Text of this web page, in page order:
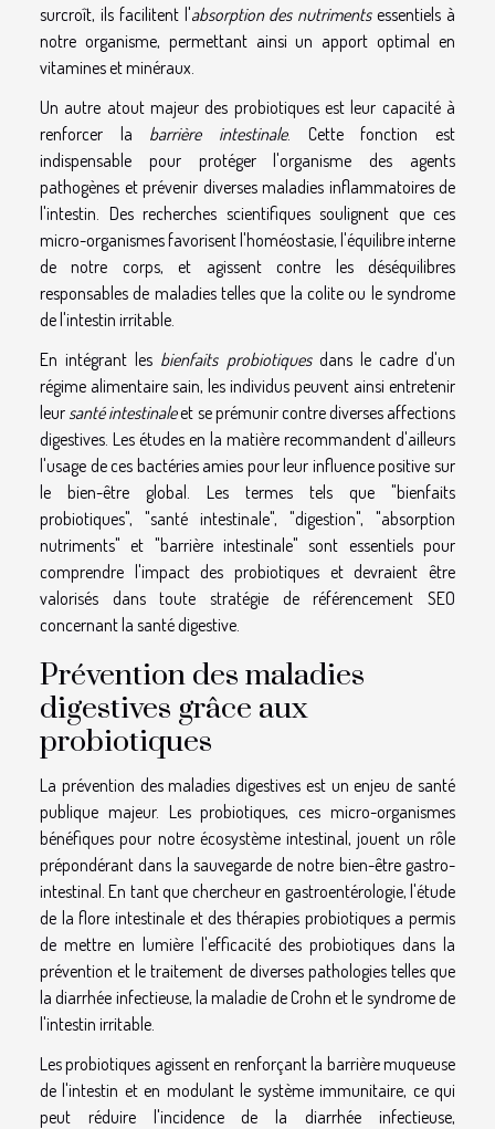
surcroît, ils facilitent l'absorption des nutrimentsessentiels à
notre organisme, permettant ainsi un apport optimal en
vitamines et minéraux.
Un autre atout majeur des probiotiques est leur capacité à
renforcer la barrière intestinale. Cette fonction est
indispensable pour protéger l'organisme des agents
pathogènes et prévenir diverses maladies inflammatoires de
l'intestin. Des recherches scientifiques soulignent que ces
micro-organismes favorisent l'homéostasie, l'équilibre interne
de notre corps, et agissent contre les déséquilibres
responsables de maladies telles que la colite ou le syndrome
de l'intestin irritable.
En intégrant les bienfaits probiotiquesdans le cadre d'un
régime alimentaire sain, les individus peuvent ainsi entretenir
leur santé intestinaleet se prémunir contre diverses affections
digestives. Les études en la matière recommandent d'ailleurs
l'usage de ces bactéries amies pour leur influence positive sur
le bien-être global. Les termes tels que "bienfaits
probiotiques", "santé intestinale", "digestion", "absorption
nutriments" et "barrière intestinale" sont essentiels pour
comprendre l'impact des probiotiques et devraient être
valorisés dans toute stratégie de référencement SEO
concernant la santé digestive.
Prévention des maladies
digestives grâce aux
probiotiques
La prévention des maladies digestives est un enjeu de santé
publique majeur. Les probiotiques, ces micro-organismes
bénéfiques pour notre écosystème intestinal, jouent un rôle
prépondérant dans la sauvegarde de notre bien-être gastro-
intestinal. En tant que chercheur en gastroentérologie, l'étude
de la flore intestinale et des thérapies probiotiques a permis
de mettre en lumière l'efficacité des probiotiques dans la
prévention et le traitement de diverses pathologies telles que
la diarrhée infectieuse, la maladie de Crohn et le syndrome de
l'intestin irritable.
Les probiotiques agissent en renforçant la barrière muqueuse
de l'intestin et en modulant le système immunitaire, ce qui
peut réduire l'incidence de la diarrhée infectieuse,